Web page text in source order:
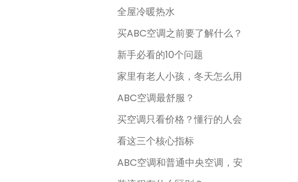
全屋冷暖热水
买ABC空调之前要了解什么？
新手必看的10个问题
家里有老人小孩，冬天怎么用
ABC空调最舒服？
买空调只看价格？懂行的人会
看这三个核心指标
ABC空调和普通中央空调，安